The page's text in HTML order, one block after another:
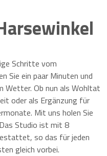
Schritte vom
Sie ein paar Minuten und
Wetter. Ob nun als Wohltat
oder als Ergänzung für
Mit uns holen Sie
Studio ist mit 8
so das für jeden
gleich vorbei.